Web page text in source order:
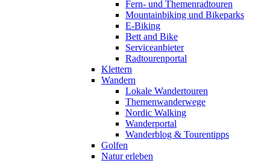
Fern- und Themenradtouren
Mountainbiking und Bikeparks
E-Biking
Bett and Bike
Serviceanbieter
Radtourenportal
Klettern
Wandern
Lokale Wandertouren
Themenwanderwege
Nordic Walking
Wanderportal
Wanderblog & Tourentipps
Golfen
Natur erleben